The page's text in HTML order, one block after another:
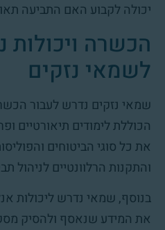
יכולה לקבוע האם התביעה
הכשרה ויכולות
לשמאי נזקים
שמאי נזקים נדרש לעבור
הכוללת לימודים תיאורטיים
את כל סוגי הביטוחים
והתקנות הרלוונטיים לניהול
בנוסף, שמאי נדרש ליכולות
את המידע שנאסף ולהסיק